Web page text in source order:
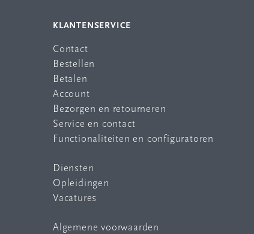
KLANTENSERVICE
Contact
Bestellen
Betalen
Account
Bezorgen en retourneren
Service en contact
Functionaliteiten en configuratoren
Diensten
Opleidingen
Vacatures
Algemene voorwaarden